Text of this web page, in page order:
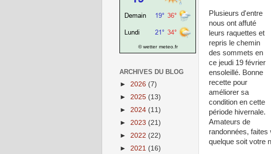
Plusieurs d'entre
nous ont affuté
leurs raquettes et
repris le chemin
des sommets en
ce jeudi 19 février
ensoleillé. Bonne
recette pour
améliorer sa
condition en cette
période hivernale.
Amateurs de
randonnées,
quelque soit votre
© wetter meteo.fr
ARCHIVES DU BLOG
► 2026 (7)
► 2025 (13)
► 2024 (11)
► 2023 (21)
► 2022 (22)
► 2021 (16)